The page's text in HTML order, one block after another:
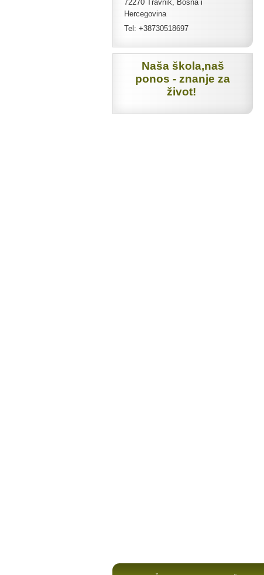
72270 Travnik, Bosna i
Hercegovina
Tel: +38730518697
Naša škola,naš
ponos - znanje za
život!